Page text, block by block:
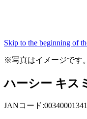
Skip to the beginning of
※写真はイメージです。
ハーシー キス
JANコード